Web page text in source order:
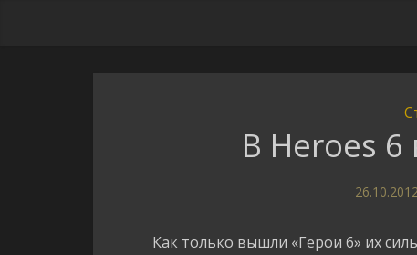
В Heroes
Как только вышли «Герои 6» их